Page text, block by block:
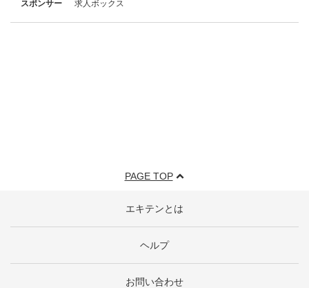
スポンサー
求人ボックス
PAGE TOP
エキテンとは
ヘルプ
お問い合わせ